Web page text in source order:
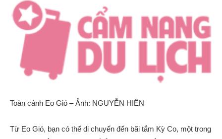
Toàn cảnh Eo Gió – Ảnh: NGUYỄN HIỀN
Từ Eo Gió, bạn có thể di chuyển đến bãi tắm Kỳ Co, một trong